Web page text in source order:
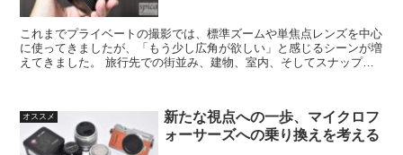
これまでプライベートの撮影では、標準ズームや単焦点レンズを中心
に使ってきましたが、「もう少し広角が欲しい」と感じるシーンが増
えてきました。 旅行先での街並み、建物、室内、そしてスナップ。
オススメ
新たな視点への一歩、マイクロフ
ォーサーズへの乗り換えを考える